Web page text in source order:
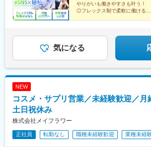
やりがいも働きやすさも叶う！
◎フレックス制で柔軟に働ける
気になる
NEW
コスメ・サプリ営業／未経験歓迎／月
土日祝休み
株式会社メイフラワー
正社員 転勤なし 職種未経験歓迎 業種未経